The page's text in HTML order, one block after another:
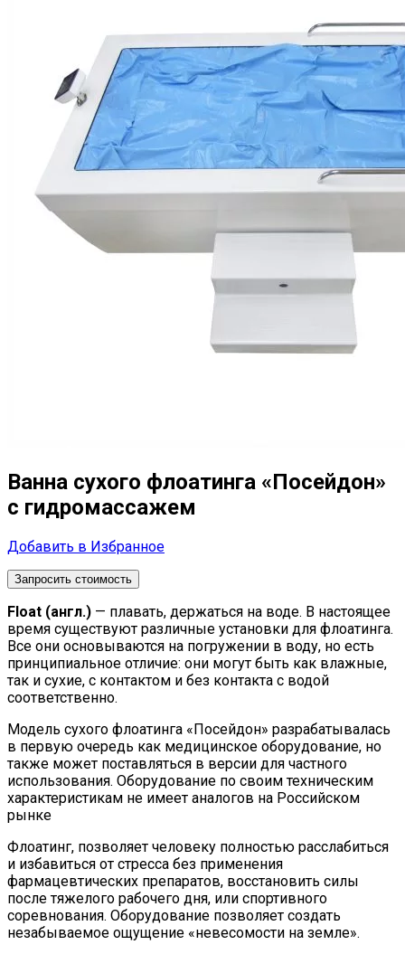
Ванна сухого флоатинга «Посейдон»
с гидромассажем
Добавить в Избранное
Запросить стоимость
Float (англ.) — плавать, держаться на воде. В настоящее
время существуют различные установки для флоатинга.
Все они основываются на погружении в воду, но есть
принципиальное отличие: они могут быть как влажные,
так и сухие, с контактом и без контакта с водой
соответственно.
Модель сухого флоатинга «Посейдон» разрабатывалась
в первую очередь как медицинское оборудование, но
также может поставляться в версии для частного
использования. Оборудование по своим техническим
характеристикам не имеет аналогов на Российском
рынке
Флоатинг, позволяет человеку полностью расслабиться
и избавиться от стресса без применения
фармацевтических препаратов, восстановить силы
после тяжелого рабочего дня, или спортивного
соревнования. Оборудование позволяет создать
незабываемое ощущение «невесомости на земле».